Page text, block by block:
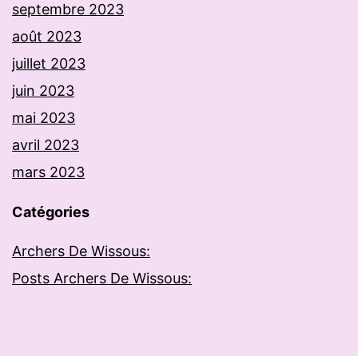
septembre 2023
août 2023
juillet 2023
juin 2023
mai 2023
avril 2023
mars 2023
Catégories
Archers De Wissous:
Posts Archers De Wissous: